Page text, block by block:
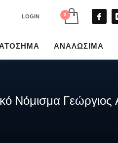
LOGIN
ΑΝΑΛΩΣΙΜΑ
Νόμισμα